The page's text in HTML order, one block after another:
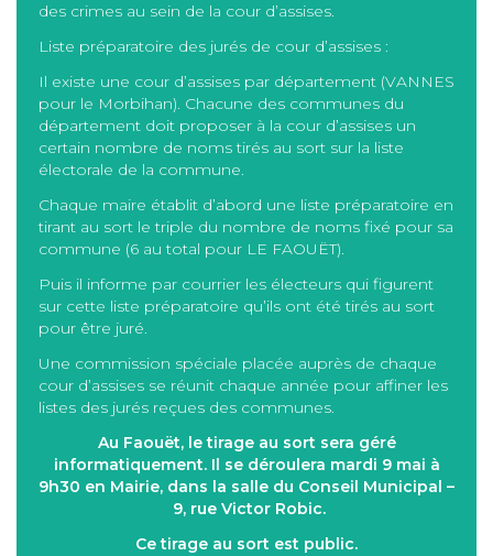
des crimes au sein de la cour d’assises.
Liste préparatoire des jurés de cour d’assises :
Il existe une cour d’assises par département (VANNES
pour le Morbihan). Chacune des communes du
département doit proposer à la cour d’assises un
certain nombre de noms tirés au sort sur la liste
électorale de la commune.
Chaque maire établit d’abord une liste préparatoire en
tirant au sort le triple du nombre de noms fixé pour sa
commune (6 au total pour LE FAOUËT).
Puis il informe par courrier les électeurs qui figurent
sur cette liste préparatoire qu’ils ont été tirés au sort
pour être juré.
Une commission spéciale placée auprès de chaque
cour d’assises se réunit chaque année pour affiner les
listes des jurés reçues des communes.
Au Faouët, le tirage au sort sera géré
informatiquement. Il se déroulera mardi 9 mai à
9h30 en Mairie, dans la salle du Conseil Municipal –
9, rue Victor Robic.
Ce tirage au sort est public.